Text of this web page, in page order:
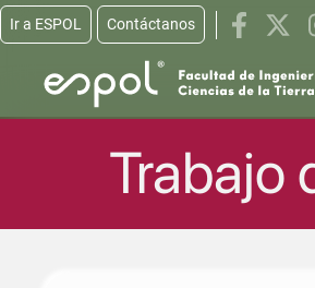
Pasar al contenido principal
Ir a ESPOL Contáctanos
Trabajo